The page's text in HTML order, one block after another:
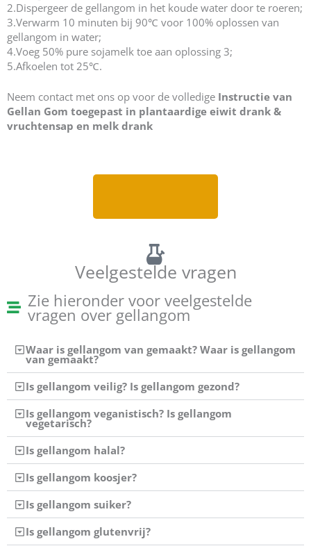
2.Dispergeer de gellangom in het koude water door te roeren;
3.Verwarm 10 minuten bij 90℃ voor 100% oplossen van
gellangom in water;
4.Voeg 50% pure sojamelk toe aan oplossing 3;
5.Afkoelen tot 25℃.
Neem contact met ons op voor de volledige Instructie van
Gellan Gom toegepast in plantaardige eiwit drank &
vruchtensap en melk drank
Veelgestelde vragen
Zie hieronder voor veelgestelde
vragen over gellangom
Waar is gellangom van gemaakt? Waar is gellangom
van gemaakt?
Is gellangom veilig? Is gellangom gezond?
Is gellangom veganistisch? Is gellangom
vegetarisch?
Is gellangom halal?
Is gellangom koosjer?
Is gellangom suiker?
Is gellangom glutenvrij?